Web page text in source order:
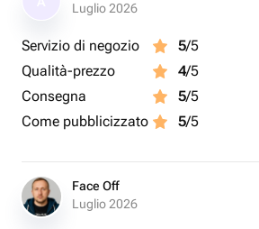
Luglio 2026
Servizio di negozio 5/5
Qualità-prezzo
4/5
Consegna
5/5
Come pubblicizzato
5/5
Face Off
Luglio 2026